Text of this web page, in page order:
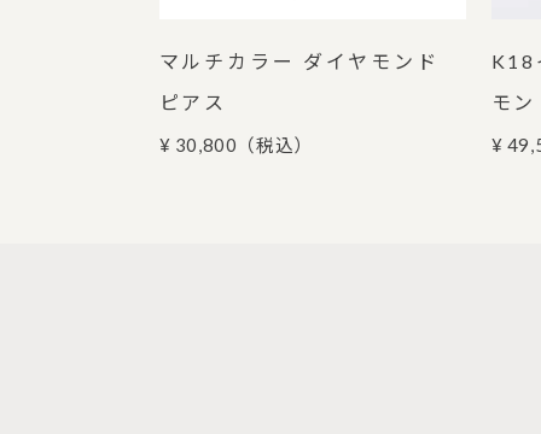
マルチカラー ダイヤモンド
ピアス
¥ 30,800 （税込）
K18
モ
¥